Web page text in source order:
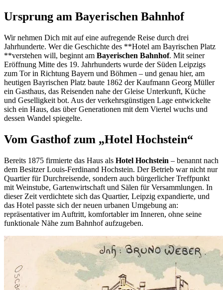
Ursprung am Bayerischen Bahnhof
Wir nehmen Dich mit auf eine aufregende Reise durch drei
Jahrhunderte. Wer die Geschichte des **Hotel am Bayrischen Platz
**verstehen will, beginnt am Bayerischen Bahnhof. Mit seiner
Eröffnung Mitte des 19. Jahrhunderts wurde der Süden Leipzigs
zum Tor in Richtung Bayern und Böhmen – und genau hier, am
heutigen Bayrischen Platz baute 1862 der Kaufmann Georg Müller
ein Gasthaus, das Reisenden nahe der Gleise Unterkunft, Küche
und Geselligkeit bot. Aus der verkehrsgünstigen Lage entwickelte
sich ein Haus, das über Generationen mit dem Viertel wuchs und
dessen Wandel spiegelte.
Vom Gasthof zum „Hotel Hochstein“
Bereits 1875 firmierte das Haus als Hotel Hochstein – benannt nach
dem Besitzer Louis-Ferdinand Hochstein. Der Betrieb war nicht nur
Quartier für Durchreisende, sondern auch bürgerlicher Treffpunkt
mit Weinstube, Gartenwirtschaft und Sälen für Versammlungen. In
dieser Zeit verdichtete sich das Quartier, Leipzig expandierte, und
das Hotel passte sich der neuen urbanen Umgebung an:
repräsentativer im Auftritt, komfortabler im Inneren, ohne seine
funktionale Nähe zum Bahnhof aufzugeben.